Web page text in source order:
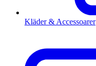
Kläder & Accessoarer